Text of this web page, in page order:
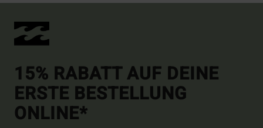
15% RABATT AUF DEINE
ERSTE BESTELLUNG
ONLINE*